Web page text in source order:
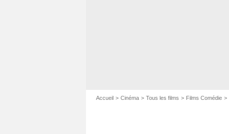
Accueil Cinéma Tous les films Films Comédie